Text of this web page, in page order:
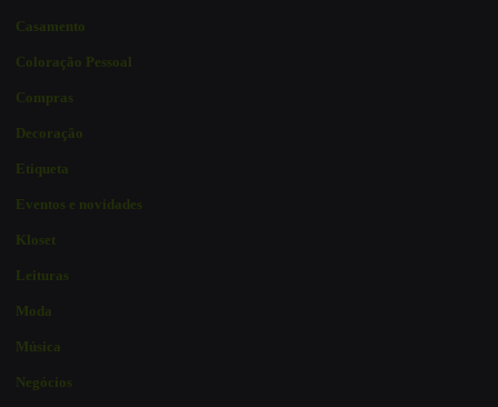
Casamento
Coloração Pessoal
Compras
Decoração
Etiqueta
Eventos e novidades
Kloset
Leituras
Moda
Música
Negócios